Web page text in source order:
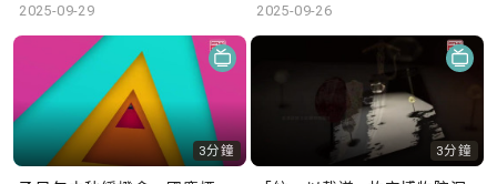
2025-09-29 2025-09-26
3分鐘 3分鐘